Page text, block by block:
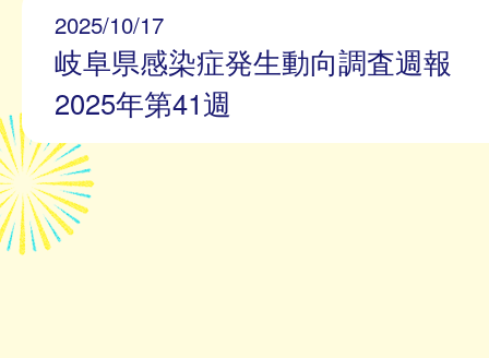
2025/10/17
岐阜県感染症発生動向調査週報
2025年第41週